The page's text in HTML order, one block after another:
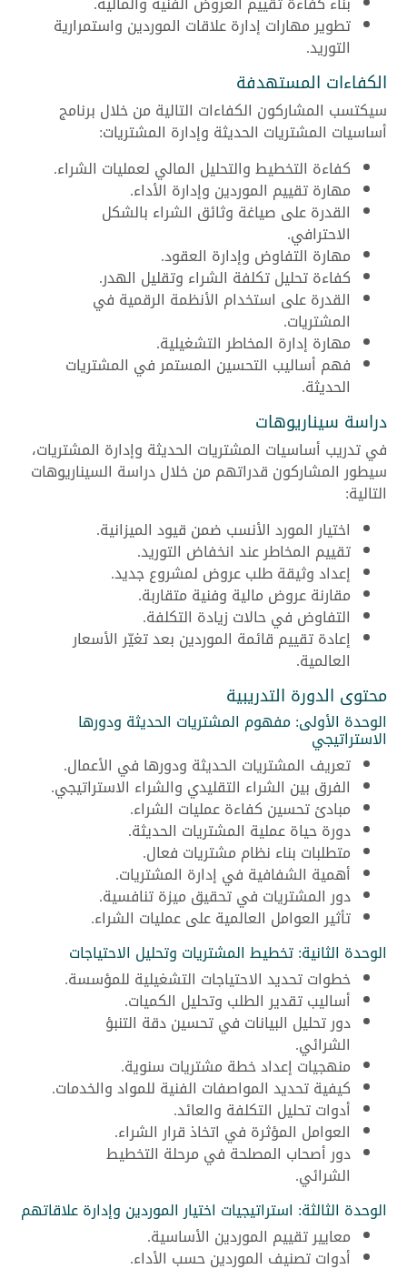
تطوير مهارات إدارة علاقات الموردين واستمرارية
التوريد.
الكفاءات المستهدفة
سيكتسب المشاركون الكفاءات التالية من خلال برنامج
أساسيات المشتريات الحديثة وإدارة المشتريات:
كفاءة التخطيط والتحليل المالي لعمليات الشراء.
مهارة تقييم الموردين وإدارة الأداء.
القدرة على صياغة وثائق الشراء بالشكل
الاحترافي.
مهارة التفاوض وإدارة العقود.
كفاءة تحليل تكلفة الشراء وتقليل الهدر.
القدرة على استخدام الأنظمة الرقمية في
المشتريات.
مهارة إدارة المخاطر التشغيلية.
فهم أساليب التحسين المستمر في المشتريات
الحديثة.
دراسة سيناريوهات
في تدريب أساسيات المشتريات الحديثة وإدارة المشتريات،
سيطور المشاركون قدراتهم من خلال دراسة السيناريوهات
التالية:
اختيار المورد الأنسب ضمن قيود الميزانية.
تقييم المخاطر عند انخفاض التوريد.
إعداد وثيقة طلب عروض لمشروع جديد.
مقارنة عروض مالية وفنية متقاربة.
التفاوض في حالات زيادة التكلفة.
إعادة تقييم قائمة الموردين بعد تغيّر الأسعار
العالمية.
محتوى الدورة التدريبية
الوحدة الأولى: مفهوم المشتريات الحديثة ودورها
الاستراتيجي
تعريف المشتريات الحديثة ودورها في الأعمال.
الفرق بين الشراء التقليدي والشراء الاستراتيجي.
مبادئ تحسين كفاءة عمليات الشراء.
دورة حياة عملية المشتريات الحديثة.
متطلبات بناء نظام مشتريات فعال.
أهمية الشفافية في إدارة المشتريات.
دور المشتريات في تحقيق ميزة تنافسية.
تأثير العوامل العالمية على عمليات الشراء.
الوحدة الثانية: تخطيط المشتريات وتحليل الاحتياجات
خطوات تحديد الاحتياجات التشغيلية للمؤسسة.
أساليب تقدير الطلب وتحليل الكميات.
دور تحليل البيانات في تحسين دقة التنبؤ
الشرائي.
منهجيات إعداد خطة مشتريات سنوية.
كيفية تحديد المواصفات الفنية للمواد والخدمات.
أدوات تحليل التكلفة والعائد.
العوامل المؤثرة في اتخاذ قرار الشراء.
دور أصحاب المصلحة في مرحلة التخطيط
الشرائي.
الوحدة الثالثة: استراتيجيات اختيار الموردين وإدارة علاقاتهم
معايير تقييم الموردين الأساسية.
أدوات تصنيف الموردين حسب الأداء.